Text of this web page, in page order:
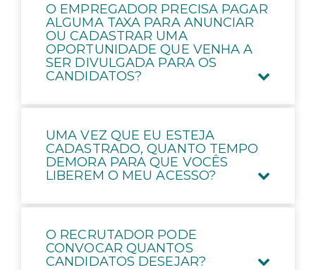
O EMPREGADOR PRECISA PAGAR
ALGUMA TAXA PARA ANUNCIAR
OU CADASTRAR UMA
OPORTUNIDADE QUE VENHA A
SER DIVULGADA PARA OS
CANDIDATOS?
UMA VEZ QUE EU ESTEJA
CADASTRADO, QUANTO TEMPO
DEMORA PARA QUE VOCÊS
LIBEREM O MEU ACESSO?
O RECRUTADOR PODE
CONVOCAR QUANTOS
CANDIDATOS DESEJAR?